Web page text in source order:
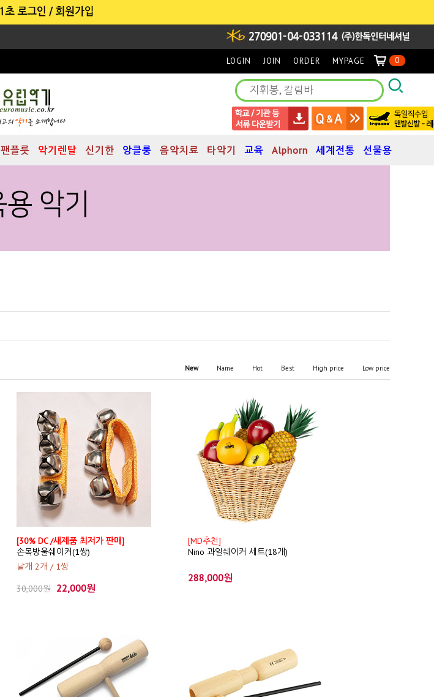
LOGIN JOIN ORDER MYPAGE 0
팬플릇 악기렌탈 신기한 앙클룽 음악치료 타악기 교육 Alphorn 세계전통 선물용
New Name Hot Best High price Low price
[30% DC /새제품 최저가 판매]
손목방울쉐이커(1쌍)
낱개 2개 / 1쌍
30,000원 22,000원
[MD추천]
Nino 과일쉐이커 세트(18개)
288,000원